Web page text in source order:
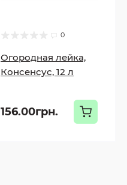
0
Огородная лейка,
Консенсус, 12 л
156.00грн.